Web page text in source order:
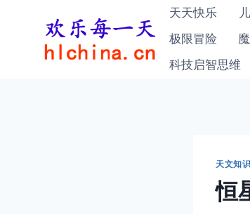
天天快乐
极限冒险
科技启智思维
天文知识
恒